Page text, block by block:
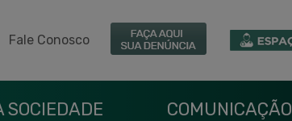
Fale Conosco
SOCIEDADE COMUNICAÇÃO